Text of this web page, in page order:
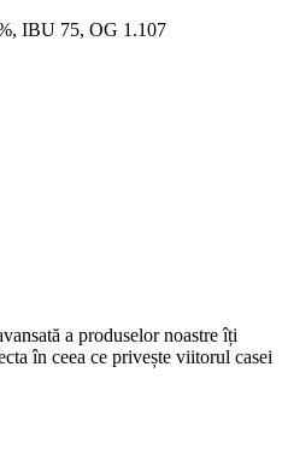
IBU 75, OG 1.107
a produselor noastre îți
în ceea ce privește viitorul casei